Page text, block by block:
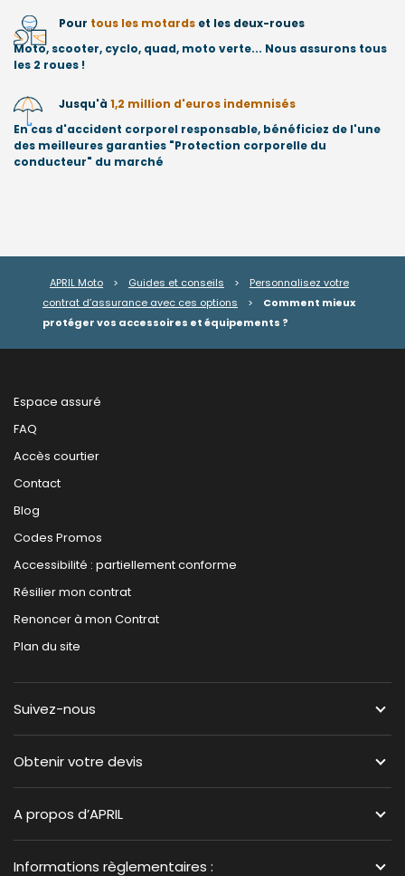
Pour tous les motards et les deux-roues
Moto, scooter, cyclo, quad, moto verte... Nous assurons tous
les 2 roues !
Jusqu'à 1,2 million d'euros indemnisés
En cas d'accident corporel responsable, bénéficiez de l'une
des meilleures garanties "Protection corporelle du
conducteur" du marché
APRIL Moto > Guides et conseils >
Personnalisez votre
contrat d’assurance avec ces options
>
Comment mieux
protéger vos accessoires et équipements ?
Espace assuré
FAQ
Accès courtier
Contact
Blog
Codes Promos
Accessibilité : partiellement conforme
Résilier mon contrat
Renoncer à mon Contrat
Plan du site
Suivez-nous
Obtenir votre devis
A propos d’APRIL
Informations règlementaires :